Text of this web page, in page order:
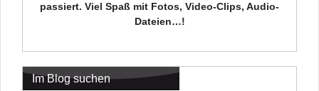
passiert. Viel Spaß mit Fotos, Video-Clips, Audio-
Dateien…!
Im Blog suchen